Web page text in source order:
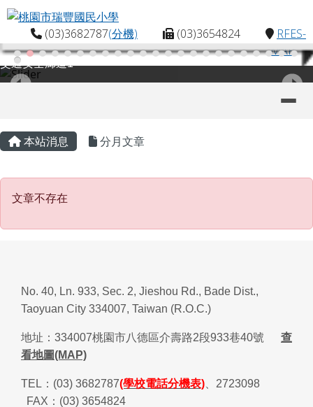
跳至主內容區
桃園市瑞豐國民小學
(03)3682787(分機) (03)3654824
RFES-
MAP
交通安全廊道1
主內容區域
本站消息 分月文章
文章不存在
文章不存在
頁尾區域
No. 40, Ln. 933, Sec. 2, Jieshou Rd., Bade Dist.,
Taoyuan City 334007, Taiwan (R.O.C.)
地址： 334007桃園市八德區介壽路2段933巷40號
查
看地圖(MAP)
TEL ： (03) 3682787(學校電話分機表)
2723098
FAX ： (03) 3654824